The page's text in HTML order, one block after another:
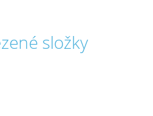
složky